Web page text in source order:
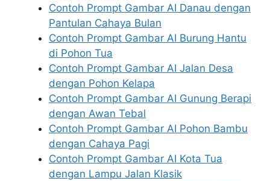
Contoh Prompt Gambar AI Danau dengan
Pantulan Cahaya Bulan
Contoh Prompt Gambar AI Burung Hantu
di Pohon Tua
Contoh Prompt Gambar AI Jalan Desa
dengan Pohon Kelapa
Contoh Prompt Gambar AI Gunung Berapi
dengan Awan Tebal
Contoh Prompt Gambar AI Pohon Bambu
dengan Cahaya Pagi
Contoh Prompt Gambar AI Kota Tua
dengan Lampu Jalan Klasik